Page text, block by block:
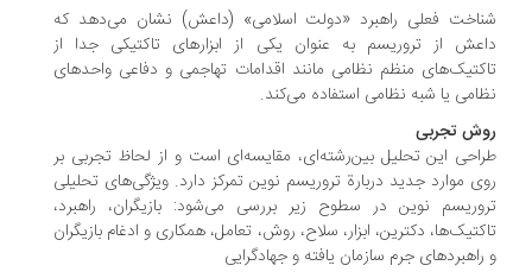
فعلی راهبرد «دولت اسلامی» (داعش) نشان می‌دهد که
از تروریسم به عنوان یکی از ابزارهای تاکتیکی جدا از
منظم نظامی مانند اقدامات تهاجمی و دفاعی واحدهای
یا شبه نظامی استفاده می‌کند.
تجربی
این تحلیل بین‌رشته‌ای، مقایسه‌ای است و از لحاظ تجربی بر
موارد جدید دربارة تروریسم نوین تمرکز دارد. ویژگی‌های تحلیلی
نوین در سطوح زیر بررسی می‌شود: بازیگران، راهبرد،
دکترین، ابزار، سلاح، روش، تعامل، همکاری و ادغام بازیگران
جرم سازمان یافته و جهادگرایی